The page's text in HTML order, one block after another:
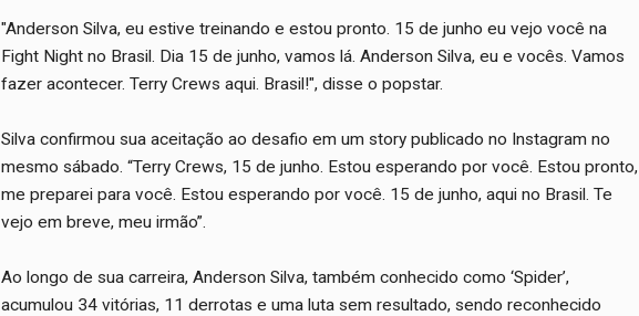
"Anderson Silva, eu estive treinando e estou pronto. 15 de junho eu vejo você na
Fight Night no Brasil. Dia 15 de junho, vamos lá. Anderson Silva, eu e vocês. Vamos
fazer acontecer. Terry Crews aqui. Brasil!", disse o popstar.
Silva confirmou sua aceitação ao desafio em um story publicado no Instagram no
mesmo sábado. “Terry Crews, 15 de junho. Estou esperando por você. Estou pronto,
me preparei para você. Estou esperando por você. 15 de junho, aqui no Brasil. Te
vejo em breve, meu irmão”.
Ao longo de sua carreira, Anderson Silva, também conhecido como ‘Spider’,
acumulou 34 vitórias, 11 derrotas e uma luta sem resultado, sendo reconhecido